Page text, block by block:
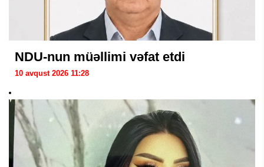
NDU-nun müəllimi vəfat etdi
10 avqust 2026 11:28